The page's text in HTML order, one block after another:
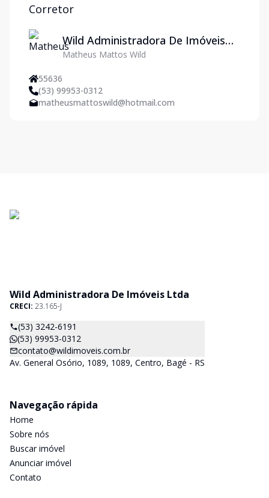
Corretor
Wild Administradora De Imóveis
Ltda
Matheus Mattos Wild
55636
(53) 99953-0312
matheusmattoswild@hotmail.com
Wild Administradora De Imóveis Ltda
CRECI: 23.165-J
(53) 3242-6191
(53) 99953-0312
contato@wildimoveis.com.br
Av. General Osório, 1089, 1089, Centro, Bagé - RS
Navegação rápida
Home
Sobre nós
Buscar imóvel
Anunciar imóvel
Contato